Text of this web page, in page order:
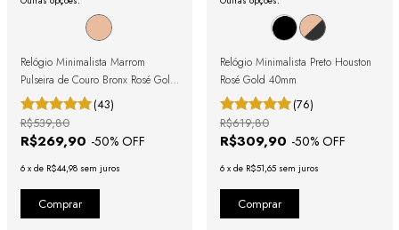
Relógio Minimalista Marrom
Pulseira de Couro Bronx Rosé Gold
40mm
(43)
R$269,90 -50% OFF
R$539,80
6 x de R$44,98 sem juros
Relógio Minimalista Preto Houston
Rosé Gold 40mm
(76)
R$309,90 -50% OFF
R$619,80
6 x de R$51,65 sem juros